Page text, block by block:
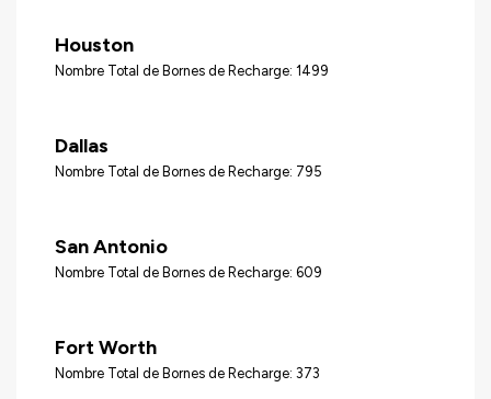
Houston
Nombre Total de Bornes de Recharge: 1499
Dallas
Nombre Total de Bornes de Recharge: 795
San Antonio
Nombre Total de Bornes de Recharge: 609
Fort Worth
Nombre Total de Bornes de Recharge: 373